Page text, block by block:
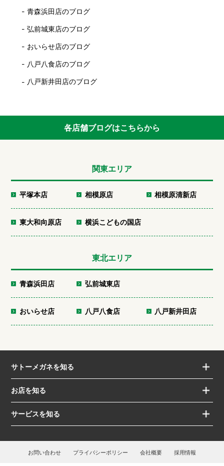
青森浜田店のブログ
弘前城東店のブログ
おいらせ店のブログ
八戸八食店のブログ
八戸新井田店のブログ
各店舗ブログはこちらから
関東エリア
平塚本店 相模原店 相模原清新店
東大和向原店 横浜こどもの国店
東北エリア
青森浜田店 弘前城東店
おいらせ店 八戸八食店 八戸新井田店
サトーメガネを知る
お店を知る
サービスを知る
お問い合わせ プライバシーポリシー 会社概要 採用情報